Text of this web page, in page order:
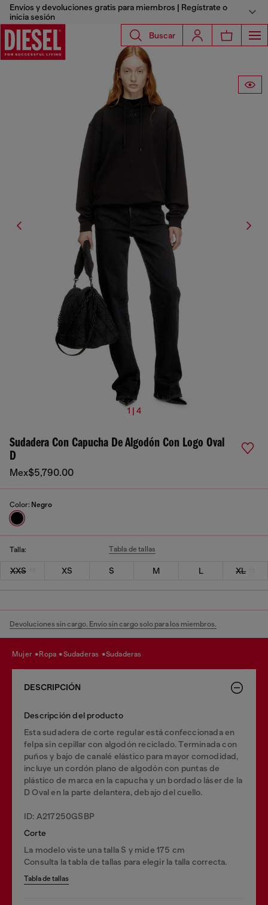
Envíos y devoluciones gratis para miembros | Regístrate o
inicia sesión
Buscar
1 | 4
Sudadera Con Capucha De Algodón Con Logo Oval
D
Mex$5,790.00
Color: Negro
Talla: Tabla de tallas
XXS XS S M L XL
Devoluciones sin cargo. Envío sin cargo solo para los miembros.
mujer ropa sudaderas sudaderas
DESCRIPCIÓN
Descripción del producto
Esta sudadera de corte regular está confeccionada en
felpa sin cepillar con algodón reciclado. Terminada con
puños y bajo de canalé elástico para mayor comodidad,
incluye un cordón plano de algodón con puntas de
plástico de marca en la capucha y un bordado láser de la
D Oval en la parte delantera, debajo del cuello.
ID: A217250GSBP
Corte
La modelo viste una talla S y mide 175 cm
Consulta la tabla de tallas para elegir la talla correcta.
Tabla de tallas